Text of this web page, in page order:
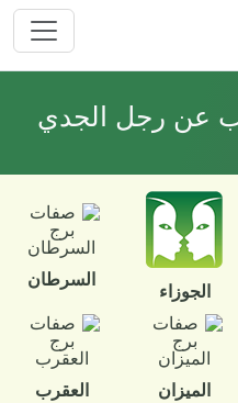
عن رجل الجدي
الجوزاء السرطان
الميزان العقرب